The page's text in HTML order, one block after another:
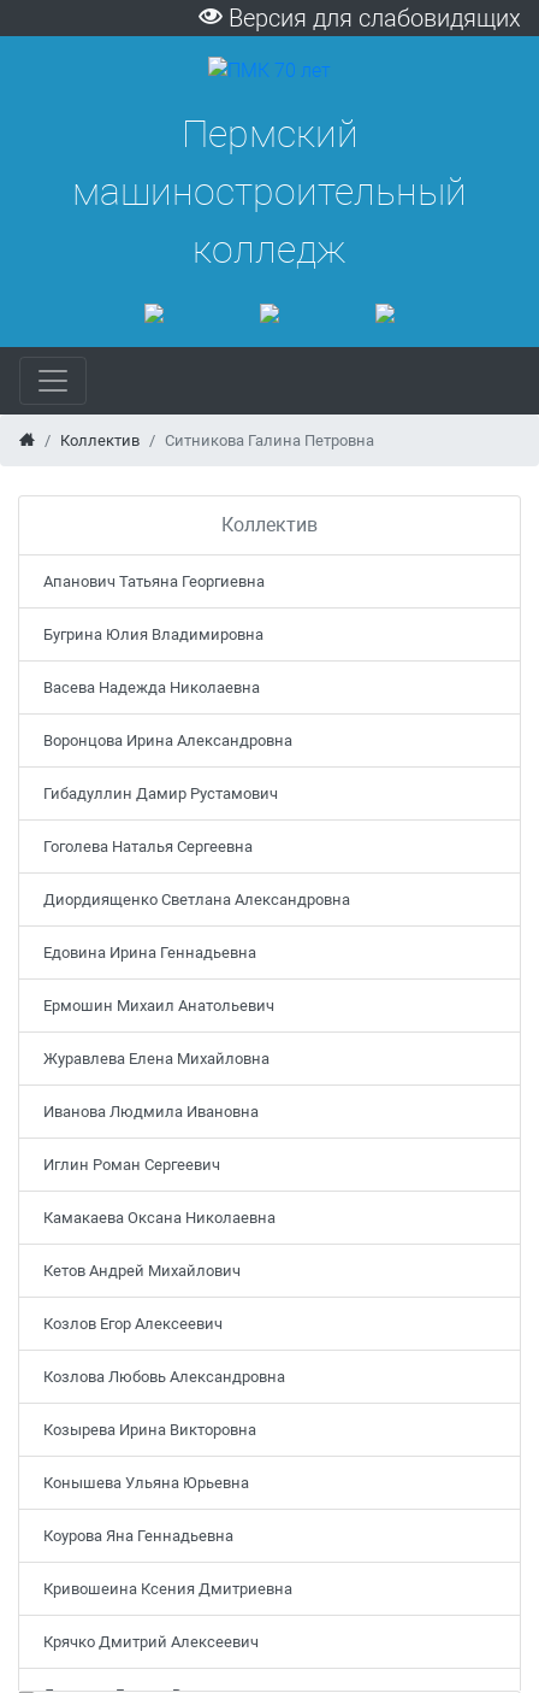
Версия для слабовидящих
Пермский
машиностроительный
колледж
Коллектив Ситникова Галина Петровна
Коллектив
Апанович Татьяна Георгиевна
Бугрина Юлия Владимировна
Васева Надежда Николаевна
Воронцова Ирина Александровна
Гибадуллин Дамир Рустамович
Гоголева Наталья Сергеевна
Диордиященко Светлана Александровна
Едовина Ирина Геннадьевна
Ермошин Михаил Анатольевич
Журавлева Елена Михайловна
Иванова Людмила Ивановна
Иглин Роман Сергеевич
Камакаева Оксана Николаевна
Кетов Андрей Михайлович
Козлов Егор Алексеевич
Козлова Любовь Александровна
Козырева Ирина Викторовна
Конышева Ульяна Юрьевна
Коурова Яна Геннадьевна
Кривошеина Ксения Дмитриевна
Крячко Дмитрий Алексеевич